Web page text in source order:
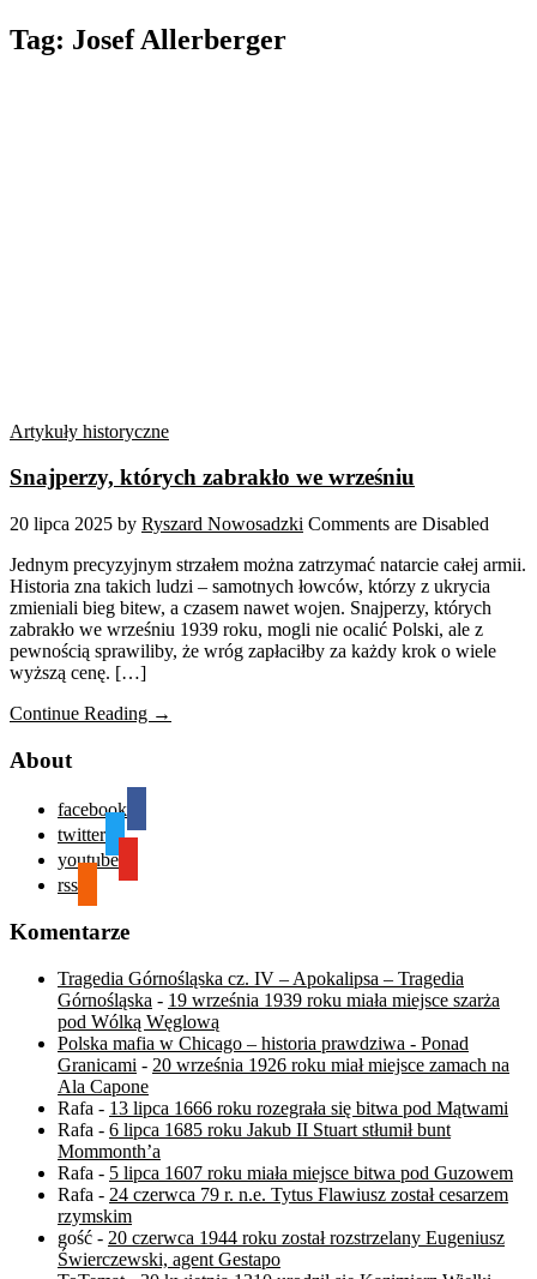
Tag: Josef Allerberger
Artykuły historyczne
Snajperzy, których zabrakło we wrześniu
20 lipca 2025 by Ryszard Nowosadzki Comments are Disabled
Jednym precyzyjnym strzałem można zatrzymać natarcie całej armii.
Historia zna takich ludzi – samotnych łowców, którzy z ukrycia
zmieniali bieg bitew, a czasem nawet wojen. Snajperzy, których
zabrakło we wrześniu 1939 roku, mogli nie ocalić Polski, ale z
pewnością sprawiliby, że wróg zapłaciłby za każdy krok o wiele
wyższą cenę. […]
Continue Reading →
About
facebook
twitter
youtube
rss
Komentarze
Tragedia Górnośląska cz. IV – Apokalipsa – Tragedia
Górnośląska - 19 września 1939 roku miała miejsce szarża
pod Wólką Węglową
Polska mafia w Chicago – historia prawdziwa - Ponad
Granicami - 20 września 1926 roku miał miejsce zamach na
Ala Capone
Rafa - 13 lipca 1666 roku rozegrała się bitwa pod Mątwami
Rafa - 6 lipca 1685 roku Jakub II Stuart stłumił bunt
Mommonth’a
Rafa - 5 lipca 1607 roku miała miejsce bitwa pod Guzowem
Rafa - 24 czerwca 79 r. n.e. Tytus Flawiusz został cesarzem
rzymskim
gość - 20 czerwca 1944 roku został rozstrzelany Eugeniusz
Świerczewski, agent Gestapo